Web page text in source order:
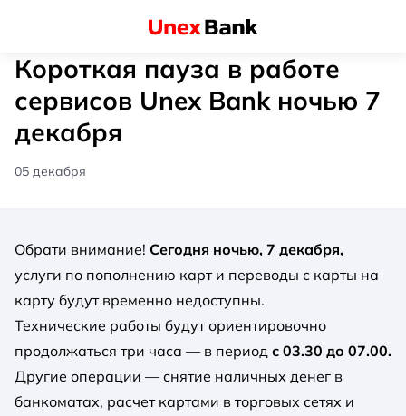
Короткая пауза в работе
сервисов Unex Bank ночью 7
декабря
05 декабря
Обрати внимание! Сегодня ночью, 7 декабря,
услуги по пополнению карт и переводы с карты на
карту будут временно недоступны.
Технические работы будут ориентировочно
продолжаться три часа — в период с 03.30 до 07.00.
Другие операции — снятие наличных денег в
банкоматах, расчет картами в торговых сетях и